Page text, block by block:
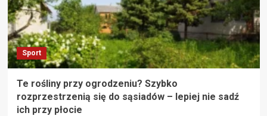
Sport
Te rośliny przy ogrodzeniu? Szybko
rozprzestrzenią się do sąsiadów – lepiej nie sadź
ich przy płocie